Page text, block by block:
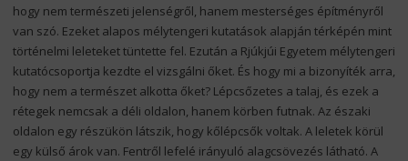
hogy nem természeti jelenségről, hanem mesterséges építményről
van szó. Ezeket alapos mélytengeri kutatások alapján térképén mint
történelmi leleteket tüntette fel. Ezután a Rjúkjúi Egyetem mélytengeri
kutatócsoportja kezdte el vizsgálni őket. És hogy mi a bizonyíték arra,
hogy nem a természet alkotta őket? Lépcsőzetes a talaj, és ezek a
rétegek nemcsak a déli oldalon, hanem körben futnak. Az északi
oldalon egy részükön látszik, hogy kőlépcsők voltak. A leletek körül
egy külső árok van. Fentről lefelé irányuló alagcsövezés látható. A